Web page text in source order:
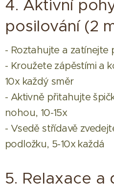
4. Aktivní
posilování (2
- Roztahujte a zatínejte
- Kroužete zápěstími a
10x každý směr
- Aktivně přitahujte
nohou, 10-15x
- Vsedě střídavě
podložku, 5-10x každá
5. Relaxace a